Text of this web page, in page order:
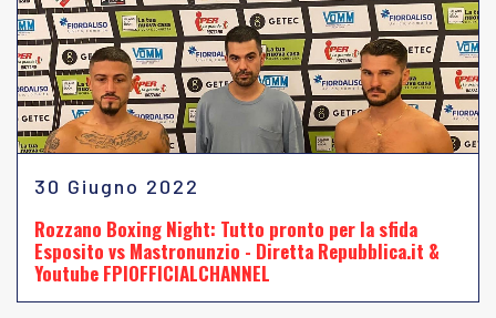
30 Giugno 2022
Rozzano Boxing Night: Tutto pronto per la sfida
Esposito vs Mastronunzio - Diretta Repubblica.it &
Youtube FPIOFFICIALCHANNEL